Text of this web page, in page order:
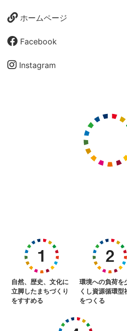
ホームページ
Facebook
Instagram
自然、歴史、文化に
立脚したまちづくり
をすすめる
環境への負荷を
くし資源循環型
をつくる